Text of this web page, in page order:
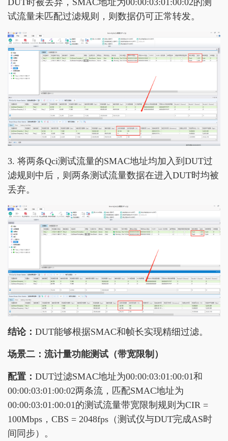
DUT时被丢弃，SMAC地址为00:00:03:01:00:02的测
试流量未匹配过滤规则，则数据仍可正常转发。
3. 将两条Qci测试流量的SMAC地址均加入到DUT过
滤规则中后，则两条测试流量数据在进入DUT时均被
丢弃。
结论： DUT能够根据SMAC和帧长实现精细过滤。
场景二：流计量功能测试（带宽限制）
配置： DUT过滤SMAC地址为00:00:03:01:00:01和
00:00:03:01:00:02两条流，匹配SMAC地址为
00:00:03:01:00:01的测试流量带宽限制规则为CIR =
100Mbps，CBS = 2048fps（测试仪与DUT完成AS时
间同步）。